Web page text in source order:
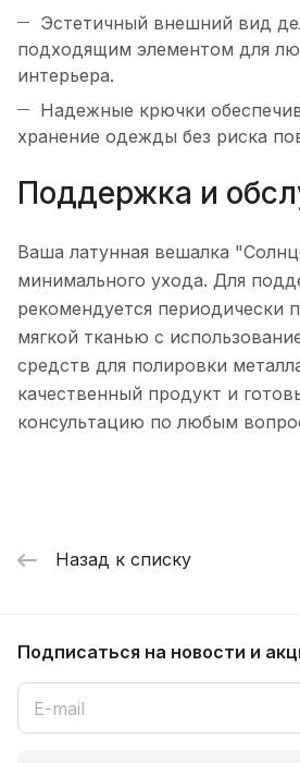
Эстетичный внешний вид
подходящим элементом для
интерьера.
Надежные крючки
хранение одежды без риска
Поддержка и
Ваша латунная вешалка
минимального ухода. Для
рекомендуется периодически
мягкой тканью с
средств для полировки
качественный продукт и
консультацию по любым
Назад к списку
Подписаться на новости и